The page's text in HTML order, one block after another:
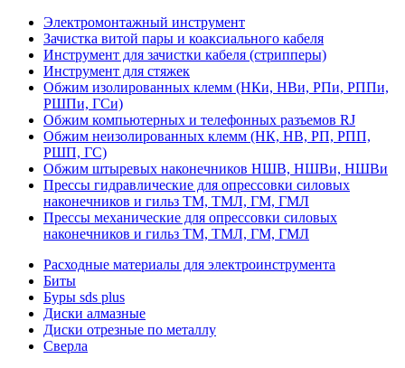
Электромонтажный инструмент
Зачистка витой пары и коаксиального кабеля
Инструмент для зачистки кабеля (стрипперы)
Инструмент для стяжек
Обжим изолированных клемм (НКи, НВи, РПи, РППи,
РШПи, ГСи)
Обжим компьютерных и телефонных разъемов RJ
Обжим неизолированных клемм (НК, НВ, РП, РПП,
РШП, ГС)
Обжим штыревых наконечников НШВ, НШВи, НШВи
Прессы гидравлические для опрессовки силовых
наконечников и гильз ТМ, ТМЛ, ГМ, ГМЛ
Прессы механические для опрессовки силовых
наконечников и гильз ТМ, ТМЛ, ГМ, ГМЛ
Расходные материалы для электроинструмента
Биты
Буры sds plus
Диски алмазные
Диски отрезные по металлу
Сверла